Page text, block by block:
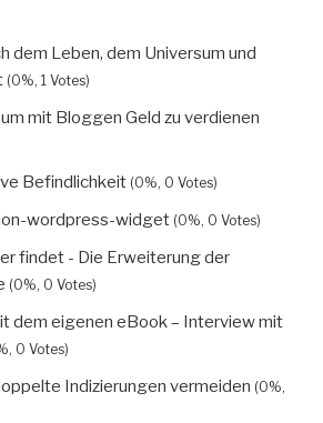
dem Leben, dem Universum und
(0%, 1 Votes)
mit Bloggen Geld zu verdienen
Befindlichkeit (0%, 0 Votes)
wordpress-widget (0%, 0 Votes)
findet - Die Erweiterung der
(0%, 0 Votes)
dem eigenen eBook – Interview mit
0 Votes)
Indizierungen vermeiden (0%,